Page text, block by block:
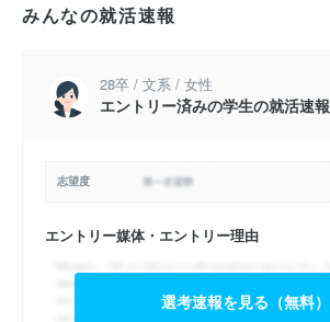
みんなの就活速報
28卒 / 文系 / 女性
エントリー済みの学生の就活速報
志望度
エントリー媒体・エントリー理由
選考速報を見る（無料）